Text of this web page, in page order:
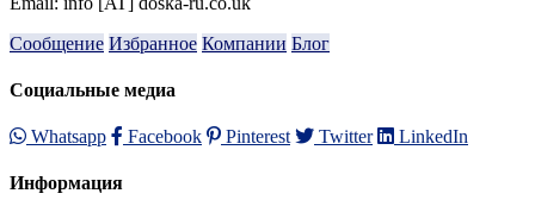
Сообщение Избранное Компании Блог
Социальные медиа
Whatsapp Facebook Pinterest Twitter LinkedIn
Информация